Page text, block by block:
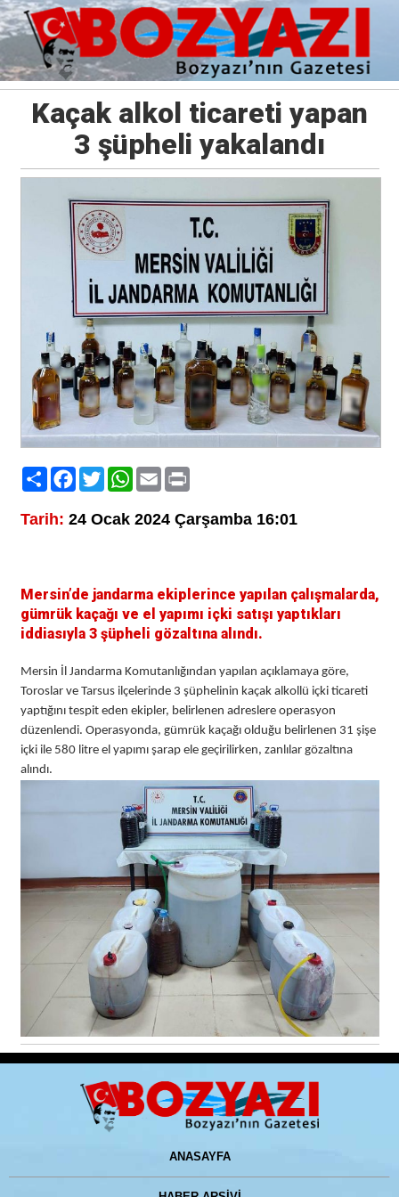
Kaçak alkol ticareti yapan
3 şüpheli yakalandı
PaylaşFacebook
TwitterWhatsApp
EmailPrint
Tarih: 24 Ocak 2024 Çarşamba 16:01
Mersin’de jandarma ekiplerince yapılan çalışmalarda,
gümrük kaçağı ve el yapımı içki satışı yaptıkları
iddiasıyla 3 şüpheli gözaltına alındı.
Mersin İl Jandarma Komutanlığından yapılan açıklamaya göre,
Toroslar ve Tarsus ilçelerinde 3 şüphelinin kaçak alkollü içki ticareti
yaptığını tespit eden ekipler, belirlenen adreslere operasyon
düzenlendi. Operasyonda, gümrük kaçağı olduğu belirlenen 31 şişe
içki ile 580 litre el yapımı şarap ele geçirilirken, zanlılar gözaltına
alındı.
ANASAYFA